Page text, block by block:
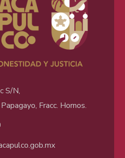
S/N,
Fracc. Hornos.
.gob.mx